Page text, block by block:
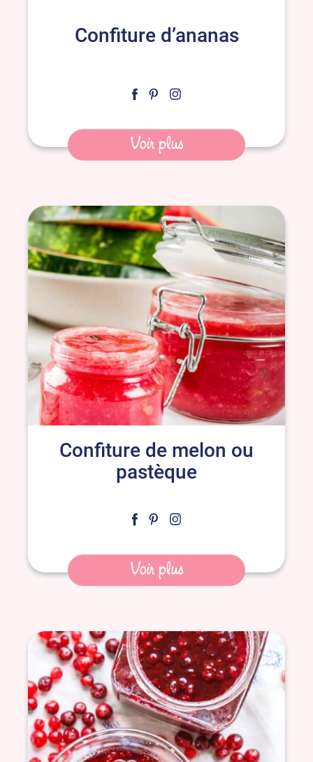
Confiture d’ananas
Voir plus
Confiture de melon ou
pastèque
Voir plus